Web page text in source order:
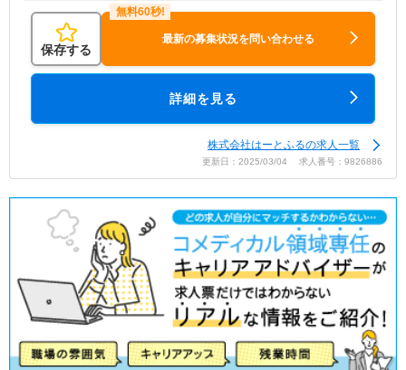
保存する
最新の募集状況を問い合わせる
詳細を見る
株式会社はーとふるの求人一覧
更新日：2025/03/04 求人番号：9826886